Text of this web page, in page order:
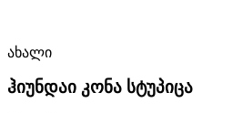
ახალი
ჰიუნდაი კონა სტუპიცა